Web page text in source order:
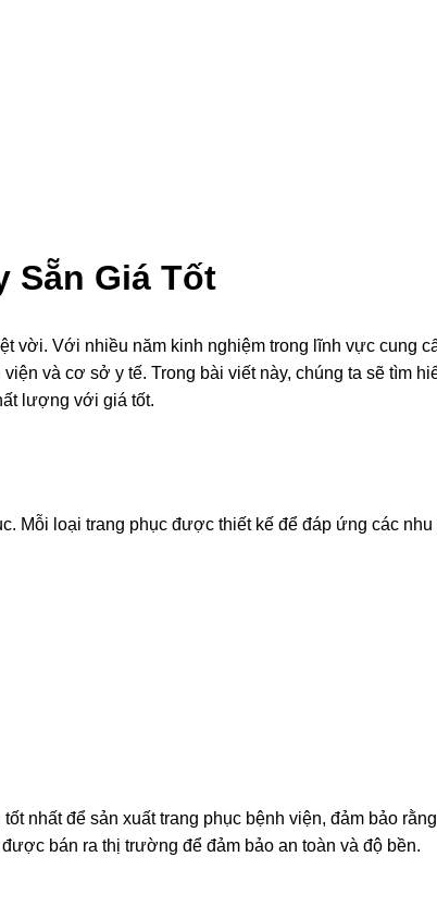
Sẵn Giá Tốt
Với nhiều năm kinh nghiệm trong lĩnh vực cung
và cơ sở y tế. Trong bài viết này, chúng ta sẽ tìm
lượng với giá tốt.
Mỗi loại trang phục được thiết kế để đáp ứng các
nhất để sản xuất trang phục bệnh viện, đảm bảo
bán ra thị trường để đảm bảo an toàn và độ bền.